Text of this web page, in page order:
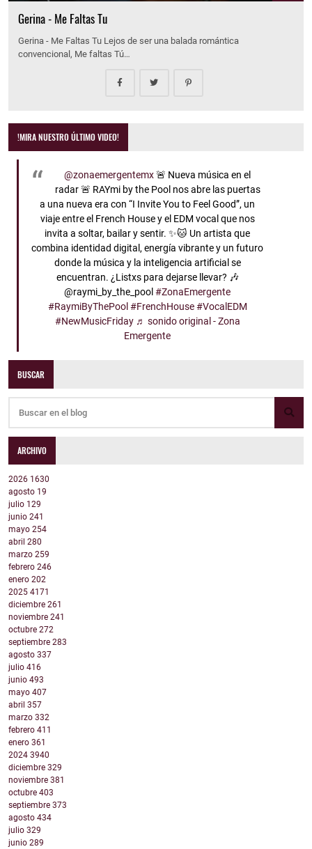
Gerina - Me Faltas Tu
Gerina - Me Faltas Tu Lejos de ser una balada romántica
convencional, Me faltas Tú…
!MIRA NUESTRO ÚLTIMO VIDEO!
@zonaemergentemx🚨 Nueva música en el
radar 🚨 RAYmi by the Pool nos abre las puertas
a una nueva era con “I Invite You to Feel Good”, un
viaje entre el French House y el EDM vocal que nos
invita a soltar, bailar y sentir. ✨🐱 Un artista que
combina identidad digital, energía vibrante y un futuro
donde la música y la inteligencia artificial se
encuentran. ¿Listxs para dejarse llevar? 🎶
@raymi_by_the_pool#ZonaEmergente
#RaymiByThePool #FrenchHouse #VocalEDM
#NewMusicFriday ♬ sonido original - Zona
Emergente
BUSCAR
ARCHIVO
2026 1630
agosto 19
julio 129
junio 241
mayo 254
abril 280
marzo 259
febrero 246
enero 202
2025 4171
diciembre 261
noviembre 241
octubre 272
septiembre 283
agosto 337
julio 416
junio 493
mayo 407
abril 357
marzo 332
febrero 411
enero 361
2024 3940
diciembre 329
noviembre 381
octubre 403
septiembre 373
agosto 434
julio 329
junio 289